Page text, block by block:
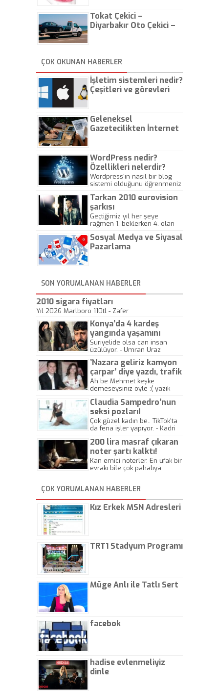
Tokat Çekici –
Diyarbakır Oto Çekici –
ÇOK OKUNAN HABERLER
İşletim sistemleri nedir?
Çeşitleri ve görevleri
Geleneksel
Gazetecilikten İnternet
WordPress nedir?
Özellikleri nelerdir?
Wordpress'in nasıl bir blog
sistemi olduğunu öğrenmeniz
Tarkan 2010 eurovision
şarkısı
Geçtiğimiz yıl her şeye
rağmen 1. beklerken 4. olan
gösterisinin bu yarışmada
önemli olmadığını anlamıştır.
Sosyal Medya ve Siyasal
Pazarlama
SON YORUMLANAN HABERLER
2010 sigara fiyatları
Yıl 2026 Marlboro 110tl - Zafer
Konya’da 4 kardeş
yangında yaşamını
yitirdi
Suriyelide olsa can insan
üzülüyor. - Umran Uraz
’Nazara geliriz kamyon
çarpar’ diye yazdı, trafik
kazasında öldü!
Ah be Mehmet keşke
demeseysiniz öyle :( yazık
Claudia Sampedro’nun
seksi pozları!
Çok güzel kadın be.. TikTok'ta
da fena işler yapıyor. - Kadri
200 lira masraf çıkaran
noter şartı kalktı!
Kan emici noterler. En ufak bir
evrakı bile çok pahalıya
kaptırıyorsunuz. - Kayhan
Gezenti
ÇOK YORUMLANAN HABERLER
Kız Erkek MSN Adresleri
TRT1 Stadyum Programı
Müge Anlı ile Tatlı Sert
facebok
hadise evlenmeliyiz
dinle